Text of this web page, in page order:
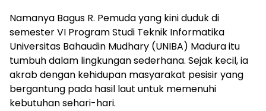
Namanya Bagus R. Pemuda yang kini duduk di
semester VI Program Studi Teknik Informatika
Universitas Bahaudin Mudhary (UNIBA) Madura itu
tumbuh dalam lingkungan sederhana. Sejak kecil, ia
akrab dengan kehidupan masyarakat pesisir yang
bergantung pada hasil laut untuk memenuhi
kebutuhan sehari-hari.